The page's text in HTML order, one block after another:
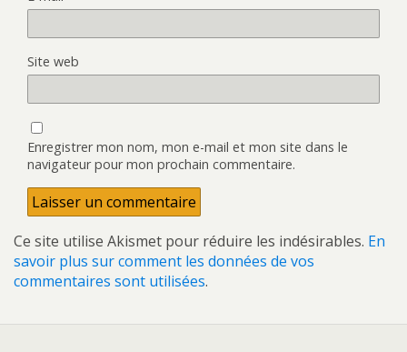
Site web
Enregistrer mon nom, mon e-mail et mon site dans le
navigateur pour mon prochain commentaire.
Ce site utilise Akismet pour réduire les indésirables. En
savoir plus sur comment les données de vos
commentaires sont utilisées.